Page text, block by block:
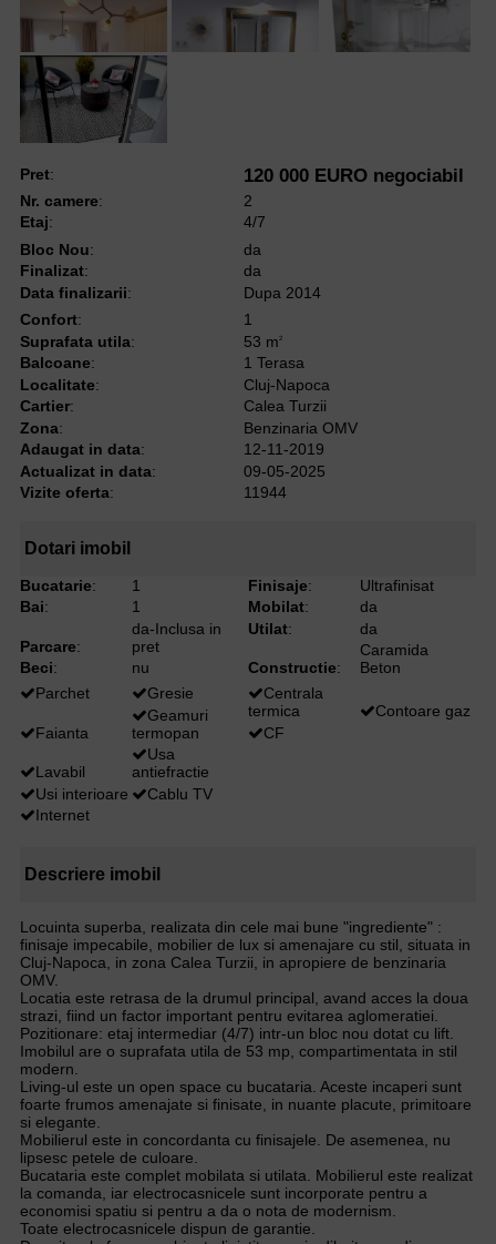
Pret: 120 000 EURO negociabil
Nr. camere:
2
Etaj:
4/7
Bloc Nou:
da
Finalizat:
da
Data finalizarii:
Dupa 2014
Confort:
1
Suprafata utila: 53 m2
Balcoane:
1 Terasa
Localitate:
Cluj-Napoca
Cartier:
Calea Turzii
Zona:
Benzinaria OMV
Adaugat in data:
12-11-2019
Actualizat in data:
09-05-2025
Vizite oferta: 11944
Dotari imobil
Bucatarie:
1
Bai: 1
Parcare:
da-Inclusa in
pret
Beci: nu
Finisaje:
Ultrafinisat
Mobilat:
da
Utilat: da
Constructie:
Caramida
Beton
Parchet
Gresie
Faianta
Geamuri
termopan
Lavabil
Usa
antiefractie
Usi interioare
Cablu TV
Internet
Centrala
termica
Contoare gaz
CF
Descriere imobil
Locuinta superba, realizata din cele mai bune "ingrediente" :
finisaje impecabile, mobilier de lux si amenajare cu stil, situata in
Cluj-Napoca, in zona Calea Turzii, in apropiere de benzinaria
OMV.
Locatia este retrasa de la drumul principal, avand acces la doua
strazi, fiind un factor important pentru evitarea aglomeratiei.
Pozitionare: etaj intermediar (4/7) intr-un bloc nou dotat cu lift.
Imobilul are o suprafata utila de 53 mp, compartimentata in stil
modern.
Living-ul este un open space cu bucataria. Aceste incaperi sunt
foarte frumos amenajate si finisate, in nuante placute, primitoare
si elegante.
Mobilierul este in concordanta cu finisajele. De asemenea, nu
lipsesc petele de culoare.
Bucataria este complet mobilata si utilata. Mobilierul este realizat
la comanda, iar electrocasnicele sunt incorporate pentru a
economisi spatiu si pentru a da o nota de modernism.
Toate electrocasnicele dispun de garantie.